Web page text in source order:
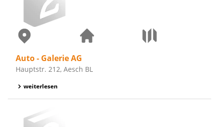
Auto - Galerie AG
Hauptstr. 212, Aesch BL
weiterlesen